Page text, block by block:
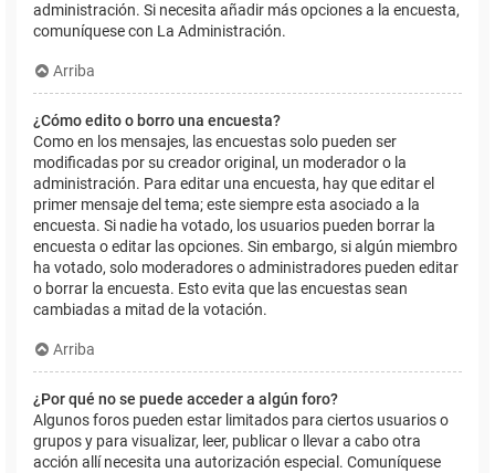
administración. Si necesita añadir más opciones a la encuesta,
comuníquese con La Administración.
Arriba
¿Cómo edito o borro una encuesta?
Como en los mensajes, las encuestas solo pueden ser
modificadas por su creador original, un moderador o la
administración. Para editar una encuesta, hay que editar el
primer mensaje del tema; este siempre esta asociado a la
encuesta. Si nadie ha votado, los usuarios pueden borrar la
encuesta o editar las opciones. Sin embargo, si algún miembro
ha votado, solo moderadores o administradores pueden editar
o borrar la encuesta. Esto evita que las encuestas sean
cambiadas a mitad de la votación.
Arriba
¿Por qué no se puede acceder a algún foro?
Algunos foros pueden estar limitados para ciertos usuarios o
grupos y para visualizar, leer, publicar o llevar a cabo otra
acción allí necesita una autorización especial. Comuníquese